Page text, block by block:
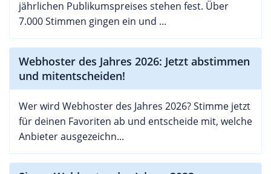
jährlichen Publikumspreises stehen fest. Über
7.000 Stimmen gingen ein und ...
Webhoster des Jahres 2026: Jetzt abstimmen
und mitentscheiden!
Wer wird Webhoster des Jahres 2026? Stimme jetzt
für deinen Favoriten ab und entscheide mit, welche
Anbieter ausgezeichn...